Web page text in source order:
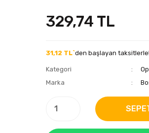
329,74 TL
31,12 TL`den başlayan taksitlerle!
Kategori
Marka